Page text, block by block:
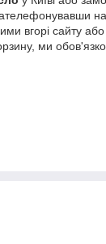
вгорі сайту
ми